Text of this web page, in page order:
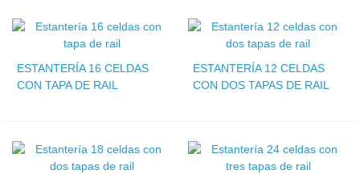
ESTANTERÍA 16 CELDAS
CON TAPA DE RAIL
ESTANTERÍA 12 CELDAS
CON DOS TAPAS DE RAIL